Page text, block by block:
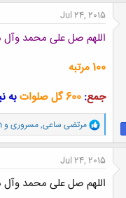
ش
ه
ا
Jul 24, 2015
اللهم صل علی محمد
100 مرتبه
جمع: 600 گل صلوات به
و
ا
ک
ش
ه
ا
مرتضی ساعی,مسروری و
Jul 24, 2015
اللهم صل علی محمد